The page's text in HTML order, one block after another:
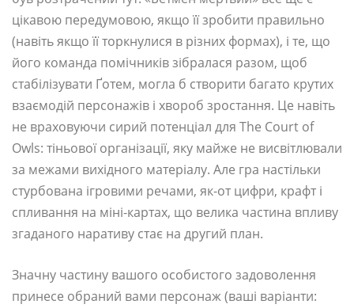
цікавою передумовою, якщо її зробити правильно
(навіть якщо її торкнулися в різних формах), і те, що
його команда помічників зібралася разом, щоб
стабілізувати Ґотем, могла б створити багато крутих
взаємодій персонажів і хвороб зростання. Це навіть
не враховуючи сирий потенціал для The Court of
Owls: тіньової організації, яку майже не висвітлювали
за межами вихідного матеріалу. Але гра настільки
стурбована ігровими речами, як-от цифри, крафт і
спливання на міні-картах, що велика частина впливу
згаданого наративу стає на другий план.
Значну частину вашого особистого задоволення
принесе обраний вами персонаж (ваші варіанти: